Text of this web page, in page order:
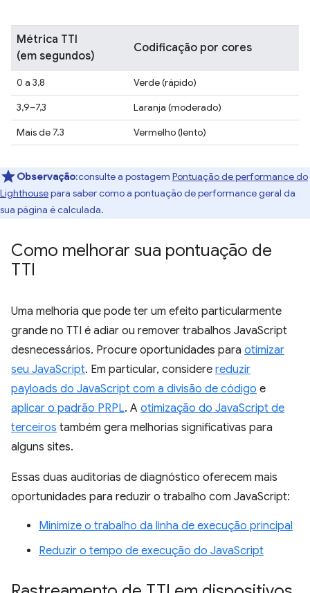
Métrica TTI
(em segundos)
Codificação por cores
0 a 3,8
Verde (rápido)
3,9–7,3
Laranja (moderado)
Mais de 7.3
Vermelho (lento)
Observação:consulte a postagem Pontuação de performance do
Lighthousepara saber como a pontuação de performance geral da
sua página é calculada.
Como melhorar sua pontuação de
TTI
Uma melhoria que pode ter um efeito particularmente
grande no TTI é adiar ou remover trabalhos JavaScript
desnecessários. Procure oportunidades para otimizar
seu JavaScript. Em particular, considere reduzir
payloads do JavaScript com a divisão de código e
aplicar o padrão PRPL. A otimização do JavaScript de
terceiros também gera melhorias significativas para
alguns sites.
Essas duas auditorias de diagnóstico oferecem mais
oportunidades para reduzir o trabalho com JavaScript:
Minimize o trabalho da linha de execução principal
Reduzir o tempo de execução do JavaScript